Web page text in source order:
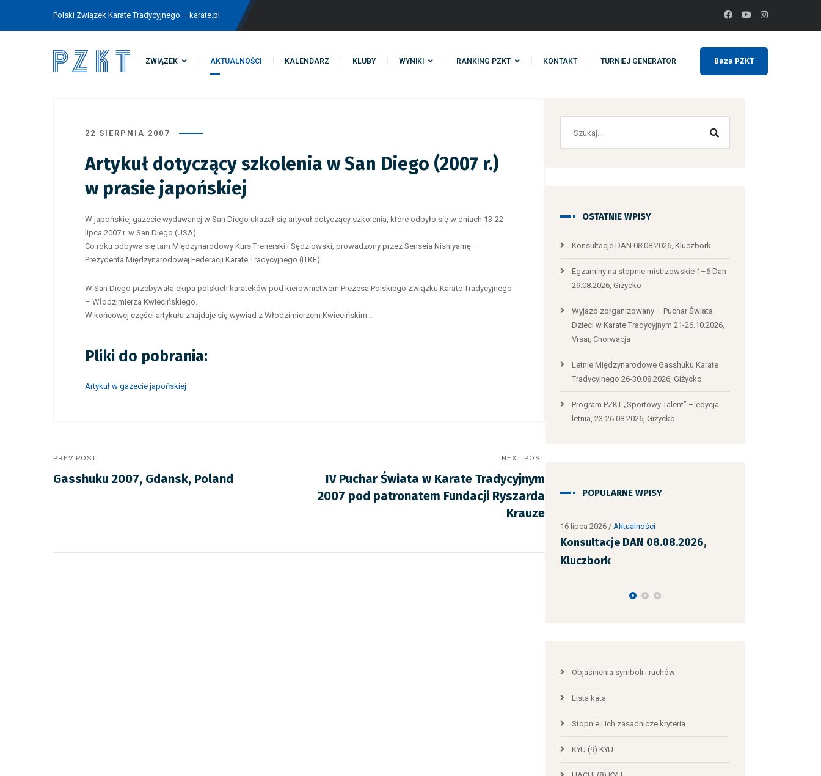
Polski Związek Karate Tradycyjnego – karate.pl
Baza PZKT
ZWIĄZEK AKTUALNOŚCI KALENDARZ KLUBY WYNIKI RANKING PZKT KONTAKT TURNIEJ GENERATOR
22 SIERPNIA 2007
Artykuł dotyczący szkolenia w San Diego (2007 r.)
w prasie japońskiej
W japońskiej gazecie wydawanej w San Diego ukazał się artykuł dotyczący szkolenia, które odbyło się w dniach 13-22
lipca 2007 r. w San Diego (USA).
Co roku odbywa się tam Międzynarodowy Kurs Trenerski i Sędziowski, prowadzony przez Senseia Nishiyamę –
Prezydenta Międzynarodowej Federacji Karate Tradycyjnego (ITKF).
W San Diego przebywała ekipa polskich karateków pod kierownictwem Prezesa Polskiego Związku Karate Tradycyjnego
– Włodzimierza Kwiecińskiego.
W końcowej części artykułu znajduje się wywiad z Włodzimierzem Kwiecińskim…
Pliki do pobrania:
Artykuł w gazecie japońskiej
PREV POST
Gasshuku 2007, Gdansk, Poland
NEXT POST
IV Puchar Świata w Karate Tradycyjnym
2007 pod patronatem Fundacji Ryszarda
Krauze
OSTATNIE WPISY
Konsultacje DAN 08.08.2026, Kluczbork
Egzaminy na stopnie mistrzowskie 1–6 Dan
29.08.2026, Giżycko
Wyjazd zorganizowany – Puchar Świata
Dzieci w Karate Tradycyjnym 21-26.10.2026,
Vrsar, Chorwacja
Letnie Międzynarodowe Gasshuku Karate
Tradycyjnego 26-30.08.2026, Giżycko
Program PZKT „Sportowy Talent” – edycja
letnia, 23-26.08.2026, Giżycko
POPULARNE WPISY
Aktualności
Konsultacje DAN 08.08.2026,
Egzaminy na stopnie
Objaśnienia symboli i ruchów
Lista kata
Stopnie i ich zasadnicze kryteria
KYU (9) KYU